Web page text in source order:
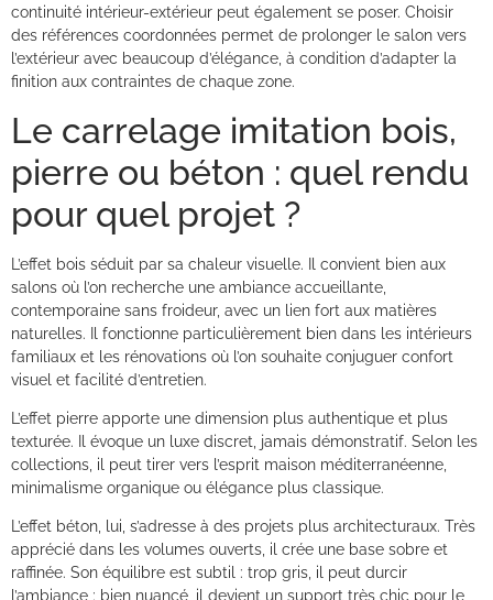
continuité intérieur-extérieur peut également se poser. Choisir
des références coordonnées permet de prolonger le salon vers
l’extérieur avec beaucoup d’élégance, à condition d’adapter la
finition aux contraintes de chaque zone.
Le carrelage imitation bois,
pierre ou béton : quel rendu
pour quel projet ?
L’effet bois séduit par sa chaleur visuelle. Il convient bien aux
salons où l’on recherche une ambiance accueillante,
contemporaine sans froideur, avec un lien fort aux matières
naturelles. Il fonctionne particulièrement bien dans les intérieurs
familiaux et les rénovations où l’on souhaite conjuguer confort
visuel et facilité d’entretien.
L’effet pierre apporte une dimension plus authentique et plus
texturée. Il évoque un luxe discret, jamais démonstratif. Selon les
collections, il peut tirer vers l’esprit maison méditerranéenne,
minimalisme organique ou élégance plus classique.
L’effet béton, lui, s’adresse à des projets plus architecturaux. Très
apprécié dans les volumes ouverts, il crée une base sobre et
raffinée. Son équilibre est subtil : trop gris, il peut durcir
l’ambiance ; bien nuancé, il devient un support très chic pour le